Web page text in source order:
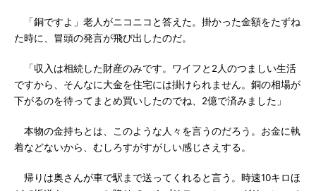
「銅ですよ」老人がニコニコと答えた。掛かった金額をたずね
た時に、冒頭の発言が飛び出したのだ。
「収入は相続した財産のみです。ワイフと2人のつましい生活
ですから、そんなに大金を住宅には掛けられません。銅の相場が
下がるのを待ってまとめ買いしたのでね、2億で済みました」
本物の金持ちとは、このような人々を言うのだろう。お金に執
着などないから、むしろすがすがしい感じさえする。
帰りは奥さんが車で駅まで送ってくれると言う。時速10キロほ